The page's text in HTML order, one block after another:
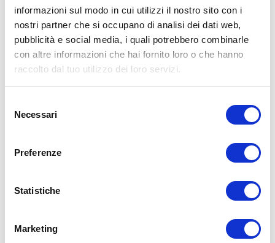
informazioni sul modo in cui utilizzi il nostro sito con i
nostri partner che si occupano di analisi dei dati web,
pubblicità e social media, i quali potrebbero combinarle
con altre informazioni che hai fornito loro o che hanno
raccolto dal tuo utilizzo dei loro servizi.
delNecessari
Preferenze
Statistiche
Marketing
Facebook
gambe gluteiglutei altiglutei sodi
Commento*